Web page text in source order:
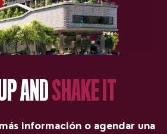
ANDSHAKE IT
información o agendar una